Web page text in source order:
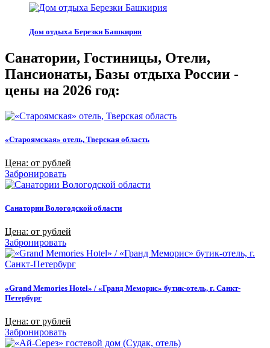
Дом отдыха Березки Башкирия
Санатории, Гостиницы, Отели,
Пансионаты, Базы отдыха России -
цены на 2026 год:
«Староямская» отель, Тверская область
Цена: от рублей
Забронировать
Санатории Вологодской области
Цена: от рублей
Забронировать
«Grand Memories Hotel» / «Гранд Меморис» бутик-отель, г. Санкт-
Петербург
Цена: от рублей
Забронировать